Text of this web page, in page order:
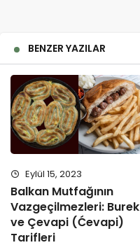
BENZER YAZILAR
Eylül 15, 2023
Balkan Mutfağının
Vazgeçilmezleri: Burek
ve Çevapi (Ćevapi)
Tarifleri